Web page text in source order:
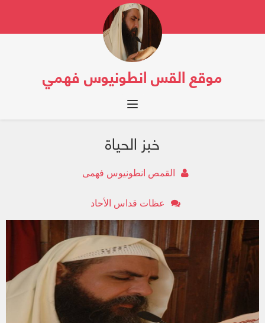
موقع القس انطونيوس فهمي
Toggle navigation
خبز الحياة
القمص انطونيوس فهمى
عظات قداس الأحاد